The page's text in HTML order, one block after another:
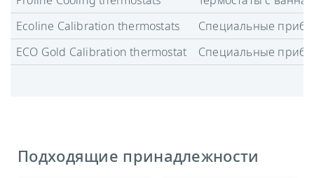
Ecoline Calibration thermostats
Специальные
ECO Gold Calibration thermostat
Специальные
Подходящие принадлежности